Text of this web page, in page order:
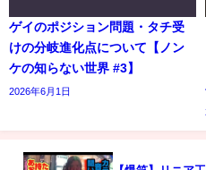
ゲイのポジション問題・タチ受
けの分岐進化点について【ノン
ケの知らない世界 #3】
2026年6月1日